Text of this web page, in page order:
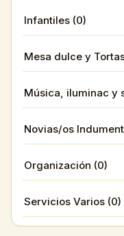
Infantiles (0)
Mesa dulce y
Música, iluminac y
Novias/os
Organización (0)
Servicios Varios (0)